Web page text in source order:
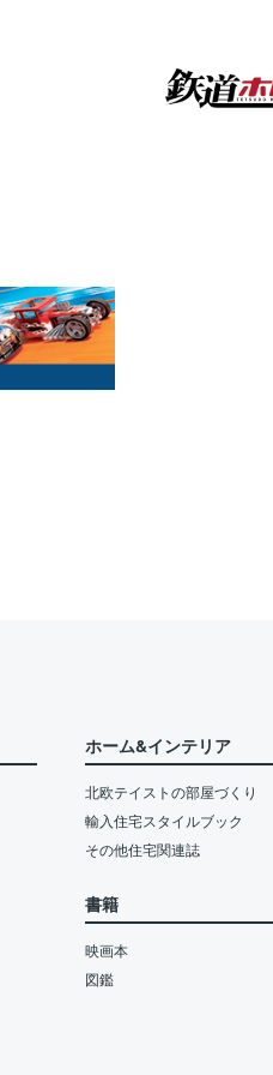
ホーム&インテリア
北欧テイストの部屋づくり
輸入住宅スタイルブック
その他住宅関連誌
書籍
映画本
図鑑